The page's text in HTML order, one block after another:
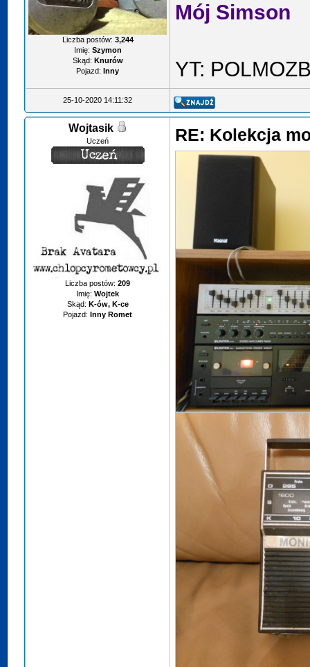
Liczba postów: 3,244
Imię: Szymon
Skąd: Knurów
Pojazd: Inny
Mój Simson
YT:
25-10-2020 14:11:32
Wojtasik
Uczeń
Liczba postów:209
Imię: Wojtek
Skąd: K-ów, K-ce
Pojazd: Inny Romet
RE: Kolekcja